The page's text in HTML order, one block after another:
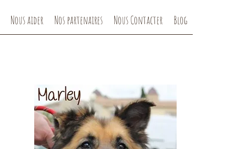
Nous aider Nos partenaires Nous Contacter Blog